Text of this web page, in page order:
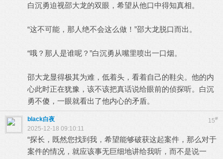
白沉勇迫视邵大龙的双眼，希望从他口中得知真相。
“这不可能，那人绝不会这么做！”邵大龙脱口而出。
“哦？那人是谁呢？”白沉勇从嘴里喷出一口烟。
邵大龙显得极其为难，低着头，看着自己的鞋尖。他的内
心此时正在犹豫，该不该把真话说给眼前的侦探听。白沉
勇不傻，一眼就看出了他内心的矛盾。
15#
black白夜
2025-12-18 09:10:11
“探长，既然您找到我，希望能够破获这起案件，那么对于
案件的情况，就应该事无巨细地讲给我听，而不是说一